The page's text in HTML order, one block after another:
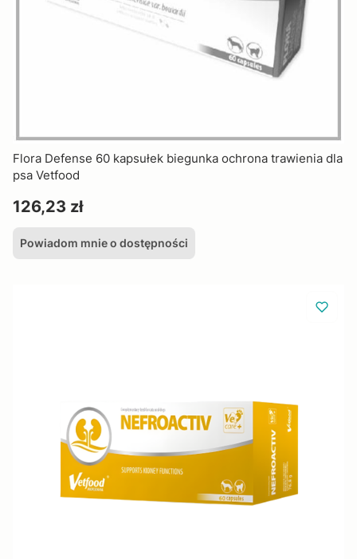
Flora Defense 60 kapsułek biegunka ochrona trawienia dla
psa Vetfood
Cena
126,23 zł
Powiadom mnie o dostępności